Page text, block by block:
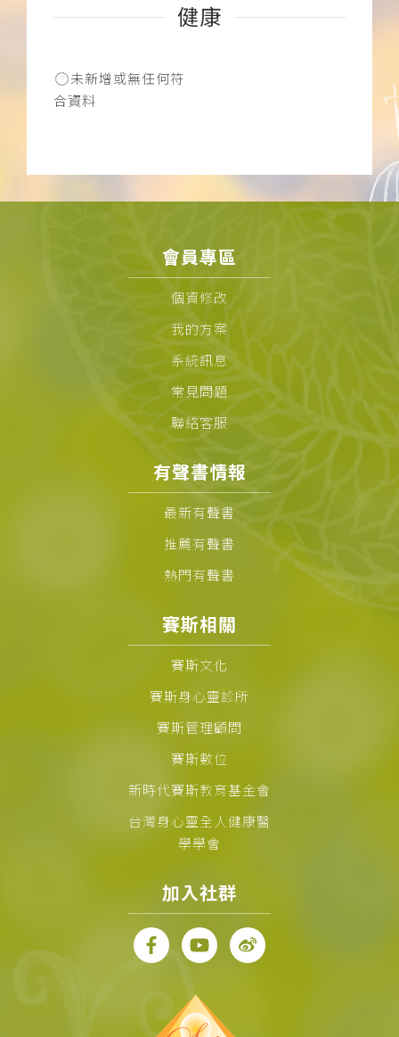
健康
未新增或無任何符
合資料
會員專區
個資修改
我的方案
系統訊息
常見問題
聯絡客服
有聲書情報
最新有聲書
推薦有聲書
熱門有聲書
賽斯相關
賽斯文化
賽斯身心靈診所
賽斯管理顧問
賽斯數位
新時代賽斯教育基金會
台灣身心靈全人健康醫
學學會
加入社群